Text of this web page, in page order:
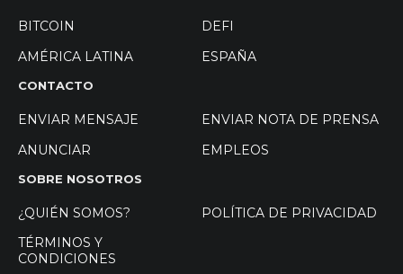
BITCOIN
DEFI
AMÉRICA LATINA
ESPAÑA
CONTACTO
ENVIAR MENSAJE
ENVIAR NOTA DE PRENSA
ANUNCIAR
EMPLEOS
SOBRE NOSOTROS
¿QUIÉN SOMOS?
POLÍTICA DE PRIVACIDAD
TÉRMINOS Y
CONDICIONES